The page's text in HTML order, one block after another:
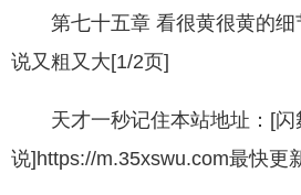
第七十五章 看很黄很黄的
说又粗又大[1/2页]
天才一秒记住本站地址：[闪
说]https://m.35xswu.com最快更